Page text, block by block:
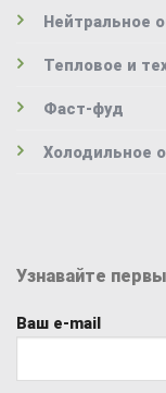
Нейтральное
Тепловое и
Фаст-фуд
Холодильное
Узнавайте
Ваш e-mail